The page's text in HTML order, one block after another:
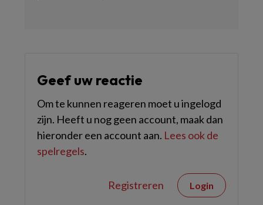
Geef uw reactie
Om te kunnen reageren moet u ingelogd
zijn. Heeft u nog geen account, maak dan
hieronder een account aan. Lees ook de
spelregels.
Registreren Login